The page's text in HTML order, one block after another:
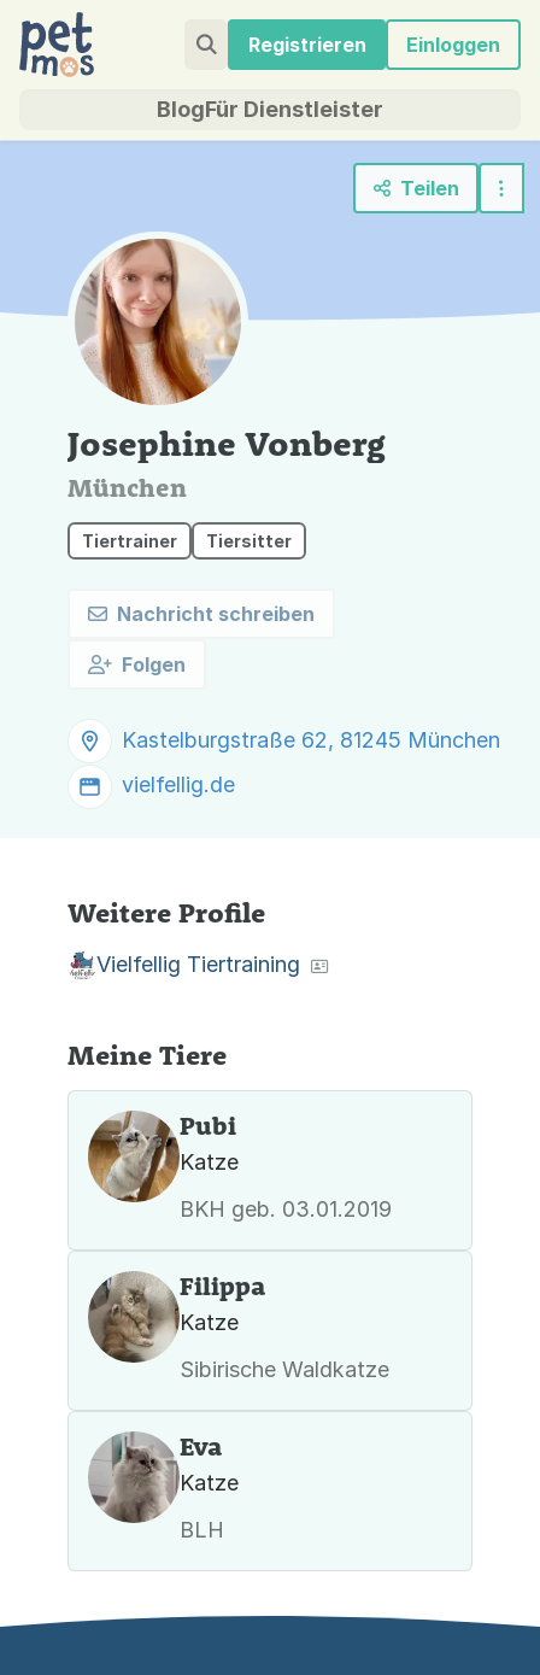
Registrieren Einloggen
BlogFür Dienstleister
Teilen
Josephine Vonberg
München
Tiertrainer Tiersitter
Nachricht schreiben
Folgen
Kastelburgstraße 62, 81245 München
vielfellig.de
Weitere Profile
Vielfellig Tiertraining
Meine Tiere
Pubi
Katze
BKH geb. 03.01.2019
Filippa
Katze
Sibirische Waldkatze
Eva
Katze
BLH